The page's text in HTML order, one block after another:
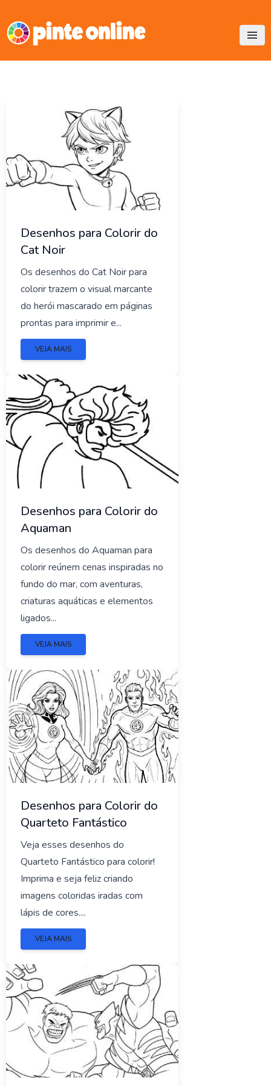
content
Desenhos para Colorir do
Cat Noir
Os desenhos do Cat Noir para
colorir trazem o visual marcante
do herói mascarado em páginas
prontas para imprimir e...
VEJA MAIS
Desenhos para Colorir do
Aquaman
Os desenhos do Aquaman para
colorir reúnem cenas inspiradas no
fundo do mar, com aventuras,
criaturas aquáticas e elementos
ligados...
VEJA MAIS
Desenhos para Colorir do
Quarteto Fantástico
Veja esses desenhos do
Quarteto Fantástico para colorir!
Imprima e seja feliz criando
imagens coloridas iradas com
lápis de cores....
VEJA MAIS